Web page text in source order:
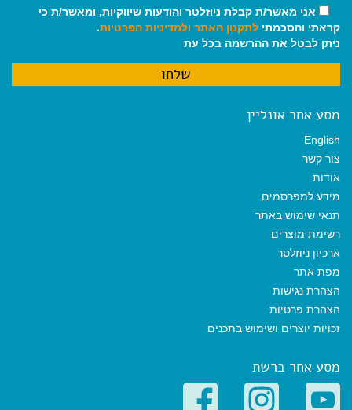
אני מאשר/ת קבלת ניוזלטר והודעות שיווקיות, ומאשר/ת כי
קראתי והסכמתי לתקנון האתר ולמדיניות הפרטיות.
ניתן לבטל את ההרשמה בכל עת
מסע אחר אונליין
English
צור קשר
אודות
מידע למפרסמים
תנאי שימוש באתר
רשימת מוצרים
ארכיון ניוזלטר
מפת אתר
הצהרת נגישות
הצהרת פרטיות
זכויות יוצרים ושימוש בתכנים
מסע אחר ברשת